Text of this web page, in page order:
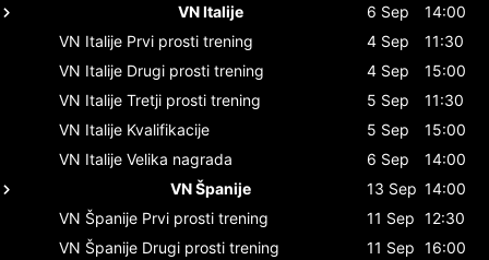
VN Italije
6 Sep
14:00
VN Italije Prvi prosti trening 4 Sep
11:30
VN Italije Drugi prosti trening 4 Sep
15:00
VN Italije Tretji prosti trening 5 Sep
11:30
VN Italije Kvalifikacije 5 Sep
15:00
VN Italije Velika nagrada 6 Sep
14:00
VN Španije
13 Sep 14:00
VN Španije Prvi prosti trening 11 Sep 12:30
VN Španije Drugi prosti trening 11 Sep 16:00